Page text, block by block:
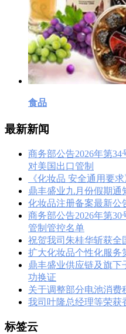
食品
最新新闻
商务部公告2026年第
对美国出口管制
《化妆品 安全通用要
鼎丰盛业九月份假期通
化妆品注册备案最新公
商务部公告2026年第
管制管控名单
祝贺我司朱桂华斩获全
扩大化妆品个性化服务
鼎丰盛业供应链及旗
功换证
关于调整部分电池消费
我司叶隆总经理等荣获
标签云